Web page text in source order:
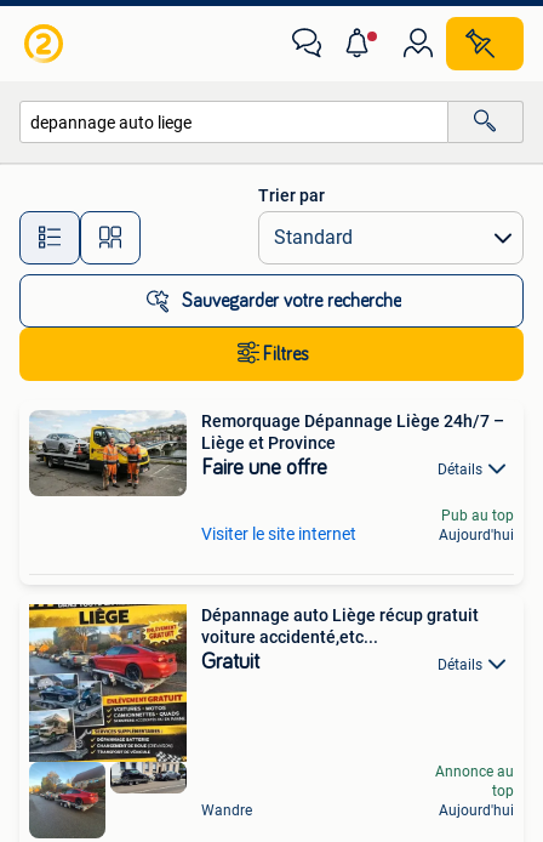
Toutes les distances…
Trier par
Sauvegarder votre recherche
Filtres
Remorquage Dépannage Liège 24h/7 –
Liège et Province
Faire une offre Détails
Visiter le site internet
Pub au top
Aujourd'hui
Dépannage auto Liège récup gratuit
voiture accidenté,etc...
Gratuit Détails
Wandre
Annonce au
top
Aujourd'hui